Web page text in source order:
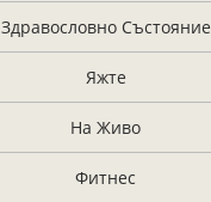
Здравословно Състояние
Яжте
На Живо
Фитнес